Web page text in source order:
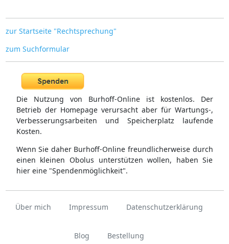
zur Startseite "Rechtsprechung"
zum Suchformular
Die Nutzung von Burhoff-Online ist kostenlos. Der
Betrieb der Homepage verursacht aber für Wartungs-,
Verbesserungsarbeiten und Speicherplatz laufende
Kosten.
Wenn Sie daher Burhoff-Online freundlicherweise durch
einen kleinen Obolus unterstützen wollen, haben Sie
hier eine "Spendenmöglichkeit".
Über mich Impressum Datenschutzerklärung
Blog Bestellung